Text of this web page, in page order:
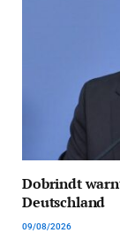
Dobrindt
Deutschland
09/08/2026